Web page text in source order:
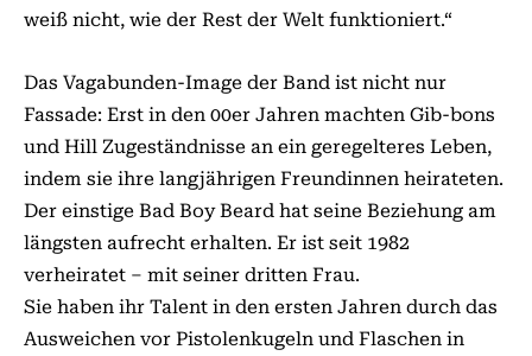
weiß nicht, wie der Rest der Welt funktioniert.“
Das Vagabunden-Image der Band ist nicht nur
Fassade: Erst in den 00er Jahren machten Gib-bons
und Hill Zugeständnisse an ein geregelteres Leben,
indem sie ihre langjährigen Freundinnen heirateten.
Der einstige Bad Boy Beard hat seine Beziehung am
längsten aufrecht erhalten. Er ist seit 1982
verheiratet – mit seiner dritten Frau.
Sie haben ihr Talent in den ersten Jahren durch das
Ausweichen vor Pistolenkugeln und Flaschen in